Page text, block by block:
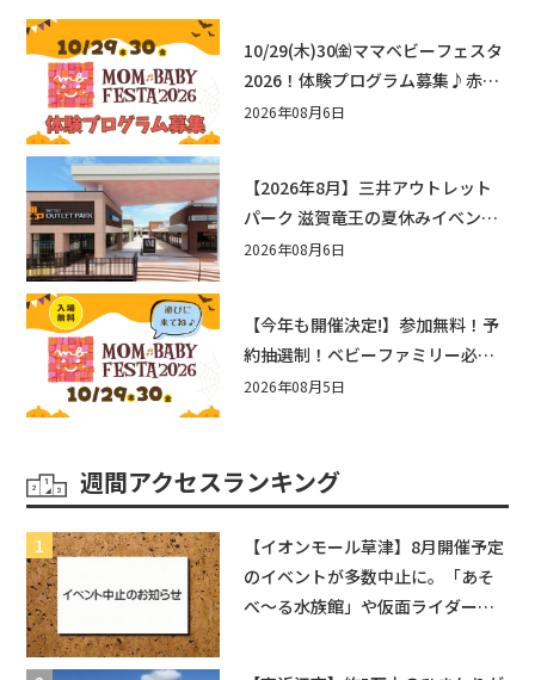
10/29(木)30㈮ママベビーフェスタ
2026！体験プログラム募集♪赤ち
ゃん向けイベントに出演しません
2026年08月6日
【2026年8月】三井アウトレット
パーク 滋賀竜王の夏休みイベント
まとめ！びしょぬれ水あそび・激
2026年08月6日
【今年も開催決定!】参加無料！予
約抽選制！ベビーファミリー必見
☆入場無料☆10/29(木)30(金)ママ
2026年08月5日
週間アクセスランキング
【イオンモール草津】8月開催予定
のイベントが多数中止に。「あそ
べ〜る水族館」や仮面ライダーシ